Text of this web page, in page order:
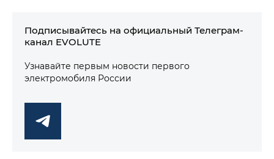
Подписывайтесь на официальный Телеграм-
канал EVOLUTE
Узнавайте первым новости первого
электромобиля России